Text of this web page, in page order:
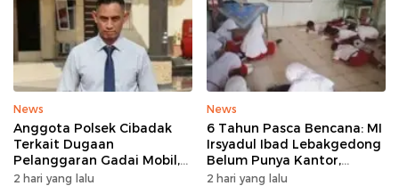
News
Anggota Polsek Cibadak
Terkait Dugaan
Pelanggaran Gadai Mobil,
Kasus Ditangani Bid
2 hari yang lalu
News
6 Tahun Pasca Bencana: MI
Irsyadul Ibad Lebakgedong
Belum Punya Kantor,
Belajar Tanpa Meja-Kursi
2 hari yang lalu